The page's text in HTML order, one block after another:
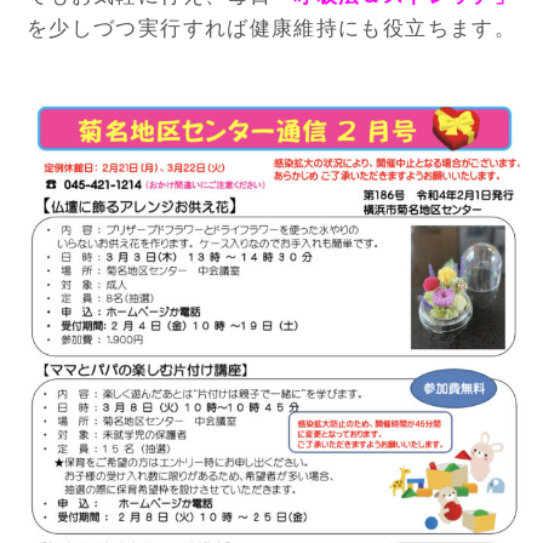
を少しづつ実行すれば健康維持にも役立ちます。